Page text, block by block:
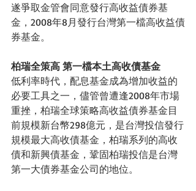
遂爭取金管會同意發行高收益債券基
金，2008年8月發行台灣第一檔高收益債
券基金。
柏瑞全策高 第一檔本土高收債基金
低利率時代，配息基金成為增加收益的
必要工具之一，儘管曾遭逢2008年市場
重挫，柏瑞全球策略高收益債券基金目
前規模新台幣298億元，是台灣投信發行
規模最大高收債基金，柏瑞系列的高收
債和新興債基金，鞏固柏瑞投信是台灣
第一大債券基金公司的地位。